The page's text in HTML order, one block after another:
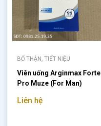
BỔ THẬN, TIẾT NIỆU
Viên uống Arginmax Forte
Pro Muze (For Man)
Liên hệ